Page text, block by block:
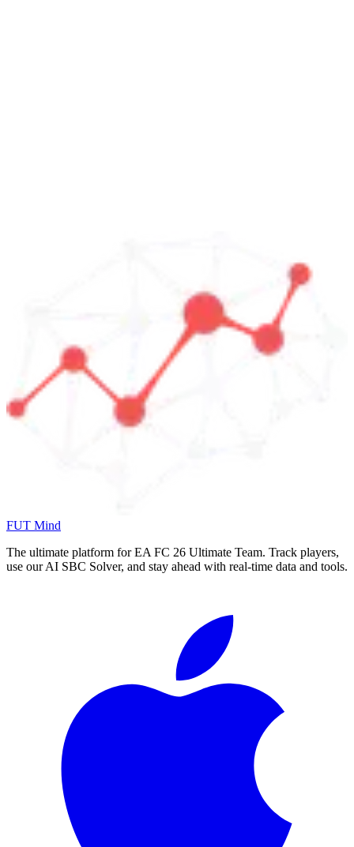
FUT Mind
The ultimate platform for EA FC 26 Ultimate Team. Track players,
use our AI SBC Solver, and stay ahead with real-time data and tools.